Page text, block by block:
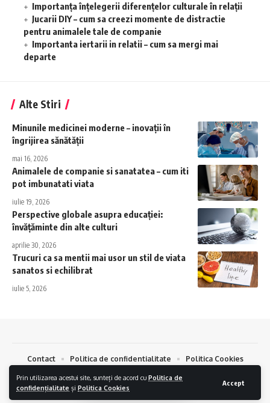
Prin utilizarea acestui site, sunteți de acord cu Politica de
confidențialitate și Politica Cookies
Accept
Importanța înțelegerii diferențelor culturale în relații
Jucarii DIY – cum sa creezi momente de distractie
pentru animalele tale de companie
Importanta iertarii in relatii – cum sa mergi mai
departe
Alte Stiri
Minunile medicinei moderne – inovații în
îngrijirea sănătății
mai 16, 2026
Animalele de companie si sanatatea – cum iti
pot imbunatati viata
iulie 19, 2026
Perspective globale asupra educației:
învățăminte din alte culturi
aprilie 30, 2026
Trucuri ca sa mentii mai usor un stil de viata
sanatos si echilibrat
iulie 5, 2026
TeraMedia © 2024.Creare Magazin Onlinesi
Optimizare SEO
byAlphaByte
Contact Politica de confidentialitate Politica Cookies